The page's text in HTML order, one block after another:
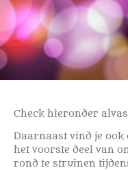
Check hieronder
Daarnaast vind je ook
het voorste deel van
rond te struinen